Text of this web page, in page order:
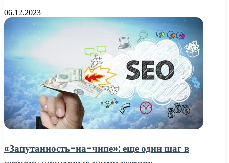
06.12.2023
«Запутанность-на-чипе»: еще один шаг в